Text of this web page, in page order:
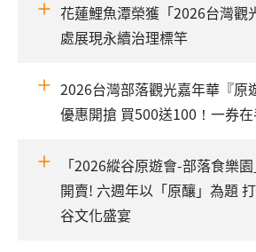
花蓮鯉魚潭榮獲「2026台灣觀
處展現永續治理標竿
2026台灣部落觀光嘉年華『原
優惠開搶 買500送100！一券
「2026縱谷原遊會-部落食樂
開賣! 六週年以「原釀」為題
谷文化盛宴